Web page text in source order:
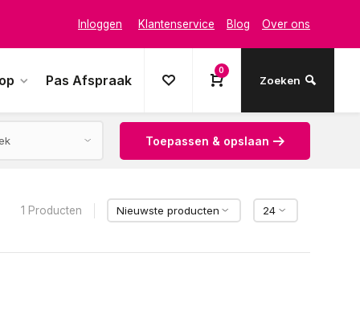
Inloggen Klantenservice Blog Over ons
Pas Afspraak
0
Zoeken
Toepassen & opslaan
1 Producten